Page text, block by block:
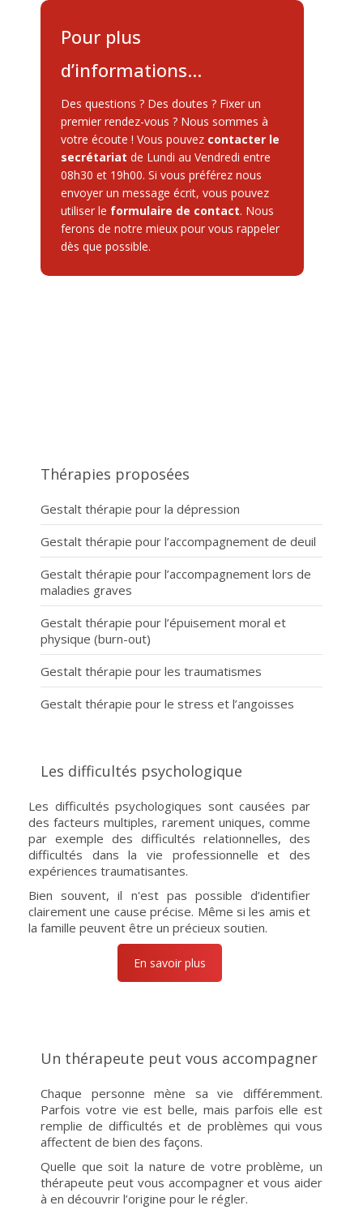
Pour plus
d’informations…
Des questions ? Des doutes ? Fixer un
premier rendez-vous ? Nous sommes à
votre écoute ! Vous pouvez contacter le
secrétariat de Lundi au Vendredi entre
08h30 et 19h00. Si vous préférez nous
envoyer un message écrit, vous pouvez
utiliser le formulaire de contact. Nous
ferons de notre mieux pour vous rappeler
dès que possible.
Thérapies proposées
Gestalt thérapie pour la dépression
Gestalt thérapie pour l’accompagnement de deuil
Gestalt thérapie pour l’accompagnement lors de
maladies graves
Gestalt thérapie pour l’épuisement moral et
physique (burn-out)
Gestalt thérapie pour les traumatismes
Gestalt thérapie pour le stress et l’angoisses
Les difficultés psychologique
Les difficultés psychologiques sont causées par
des facteurs multiples, rarement uniques, comme
par exemple des difficultés relationnelles, des
difficultés dans la vie professionnelle et des
expériences traumatisantes.
Bien souvent, il n'est pas possible d’identifier
clairement une cause précise. Même si les amis et
la famille peuvent être un précieux soutien.
En savoir plus
Un thérapeute peut vous accompagner
Chaque personne mène sa vie différemment.
Parfois votre vie est belle, mais parfois elle est
remplie de difficultés et de problèmes qui vous
affectent de bien des façons.
Quelle que soit la nature de votre problème, un
thérapeute peut vous accompagner et vous aider
à en découvrir l’origine pour le régler.